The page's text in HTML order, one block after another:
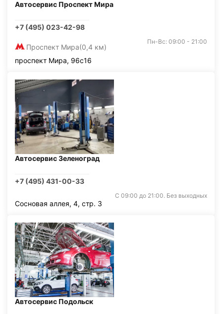
Автосервис Проспект Мира
+7 (495) 023-42-98
Проспект Мира(0,4 км)
Пн-Вс: 09:00 - 21:00
проспект Мира, 96с16
Автосервис Зеленоград
+7 (495) 431-00-33
С 09:00 до 21:00. Без выходных
Сосновая аллея, 4, стр. 3
Автосервис Подольск